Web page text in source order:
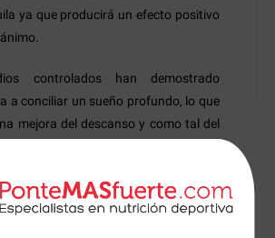
ya que producirá un efecto positivo
controlados han demostrado
a conciliar un sueño profundo, lo que
mejora del descanso y como tal del
ya que si no descansamos bien
al 100%.